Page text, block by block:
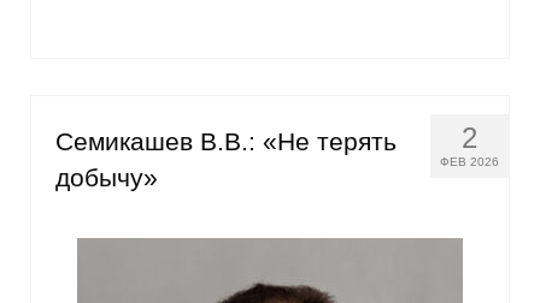
2
ФЕВ 2026
Семикашев В.В.: «Не терять
добычу»